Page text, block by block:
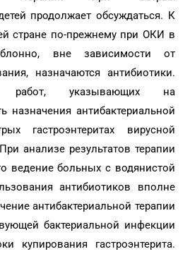
продолжает обсуждаться. К
стране по-прежнему при ОКИ в
вне зависимости от
назначаются антибиотики.
работ, указывающих на
назначения антибактериальной
гастроэнтеритах вирусной
анализе результатов терапии
ведение больных с водянистой
антибиотиков вполне
антибактериальной терапии
бактериальной инфекции
купирования гастроэнтерита.